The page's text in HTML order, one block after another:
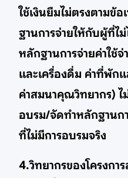
ใช้เงินยืมไม่ตรงตามข้
ฐานการจ่ายให้กับผู้ที่ไ
หลักฐานการจ่ายค่าใช้จ่
และเครื่องดื่ม ค่าที่พัก
ค่าสมนาคุณวิทยากร) ไ
อบรม/จัดทำหลักฐานก
ที่ไม่มีการอบรมจริง
4.วิทยากรของโครงกา